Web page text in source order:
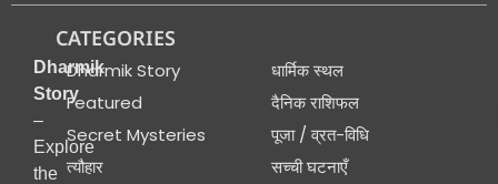
Dharmik
Story
–
Explore
the
CATEGORIES
Dharmik Story
Featured
Secret Mysteries
त्यौहार
धार्मिक स्थल
दैनिक राशिफल
पूजा / व्रत-विधि
सच्ची घटनाएँ